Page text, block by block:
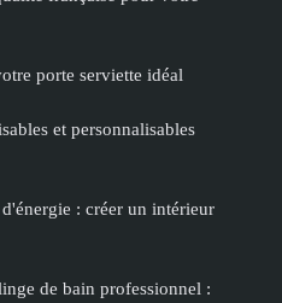
porte serviette idéal
et personnalisables
: créer un intérieur
de bain professionnel :